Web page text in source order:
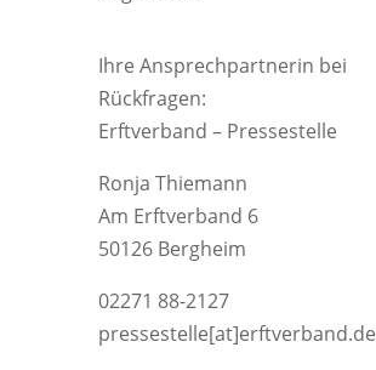
Ihre Ansprechpartnerin bei
Rückfragen:
Erftverband – Pressestelle
Ronja Thiemann
Am Erftverband 6
50126 Bergheim
02271 88-2127
pressestelle[at]erftverband.de